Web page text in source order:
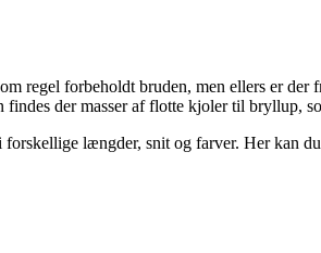
regel forbeholdt bruden, men ellers er
der masser af flotte kjoler til bryllup,
længder, snit og farver. Her kan